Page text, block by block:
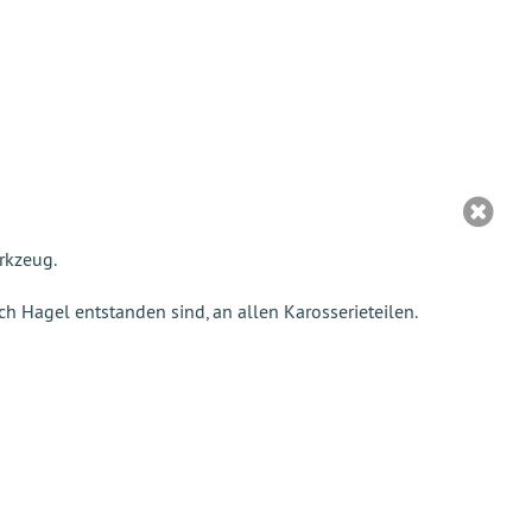
Hagel entstanden sind, an allen Karosserieteilen.